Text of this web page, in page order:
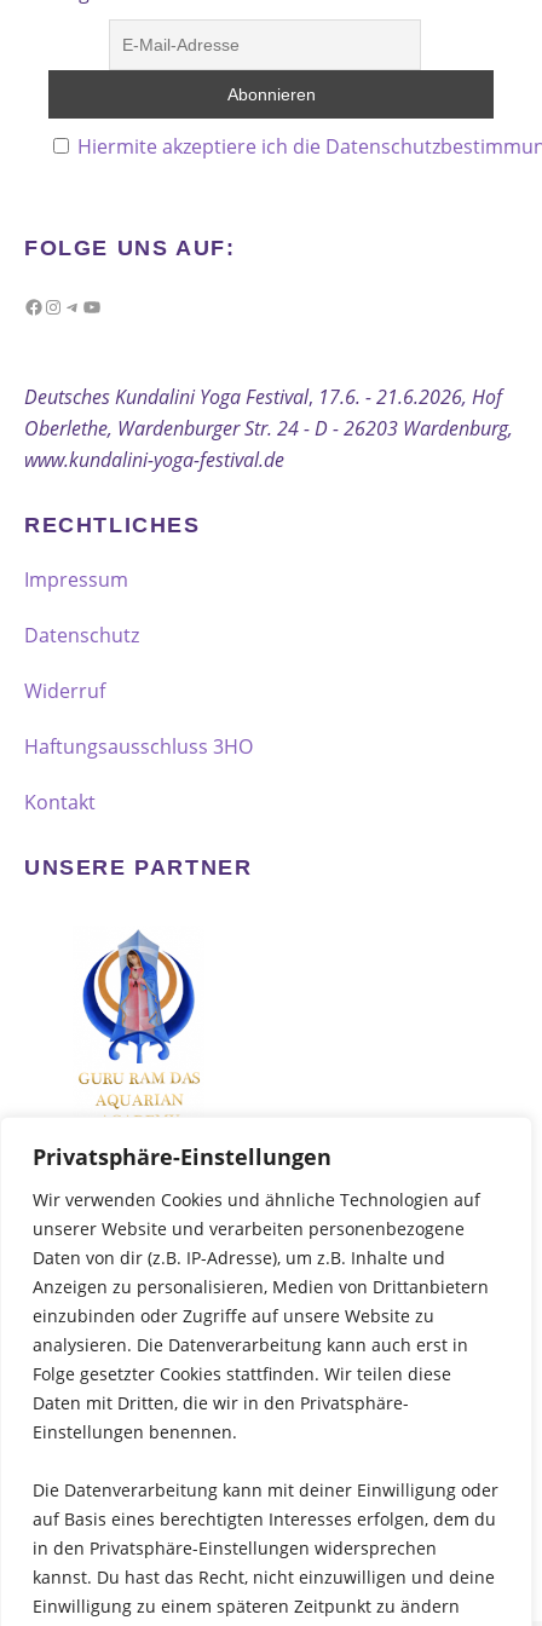
Privatsphäre-Einstellungen
Wir verwenden Cookies und ähnliche Technologien auf
unserer Website und verarbeiten personenbezogene
Daten von dir (z.B. IP-Adresse), um z.B. Inhalte und
Anzeigen zu personalisieren, Medien von Drittanbietern
einzubinden oder Zugriffe auf unsere Website zu
analysieren. Die Datenverarbeitung kann auch erst in
Folge gesetzter Cookies stattfinden. Wir teilen diese
Daten mit Dritten, die wir in den Privatsphäre-
Einstellungen benennen.
Die Datenverarbeitung kann mit deiner Einwilligung oder
auf Basis eines berechtigten Interesses erfolgen, dem du
in den Privatsphäre-Einstellungen widersprechen
kannst. Du hast das Recht, nicht einzuwilligen und deine
Einwilligung zu einem späteren Zeitpunkt zu ändern
Hiermite akzeptiere ich die
FOLGE UNS AUF:
Facebook
Instagram
Telegram
Deutsches Kundalini Yoga Festival, 17.6. - 21.6.2026, Hof
Oberlethe, Wardenburger Str. 24 - D - 26203 Wardenburg,
www.kundalini-yoga-festival.de
RECHTLICHES
Impressum
Datenschutz
Widerruf
Haftungsausschluss 3HO
Kontakt
UNSERE PARTNER
3HO Deutschland e.V.